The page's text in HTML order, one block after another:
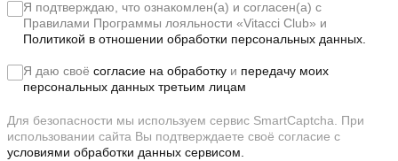
Я подтверждаю, что ознакомлен(а) и согласен(а) с
Правилами Программы лояльности «Vitacci Club» и
Политикой в отношении обработки персональных данных.
Я даю своё согласие на обработку и передачу моих
персональных данных третьим лицам
Для безопасности мы используем сервис SmartCaptcha. При
использовании сайта Вы подтверждаете своё согласие с
условиями обработки данных сервисом.